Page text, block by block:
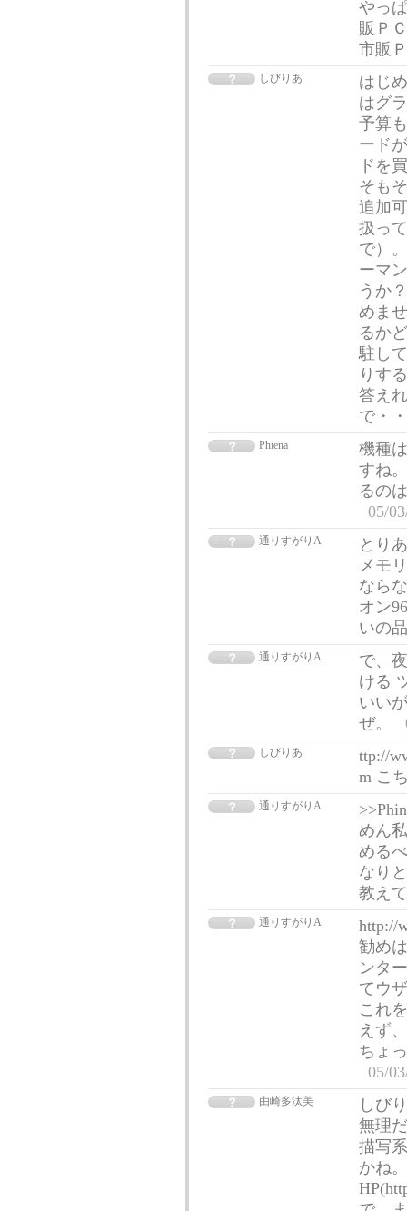
やっ
販Ｐ
市販
しびりあ
はじ
はグ
予算
ード
ドを
そも
追加
扱っ
で）
ーマ
うか
めま
るか
駐し
りす
答え
で・
Phiena
機種
すね
るの
05/
通りすがりA
とり
メモ
なら
オン
いの
通りすがりA
で、
ける
いい
ぜ。
しびりあ
ttp://
m こ
通りすがりA
めん
める
なり
教え
通りすがりA
http://
勧め
ンタ
てウ
これ
えず
ちょ
05/
由崎多汰美
しび
無理
描写
かね